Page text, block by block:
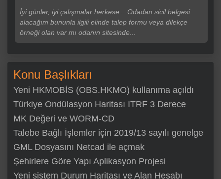
İyi günler, iyi çalışmalar herkese... Odadan sicil belgesi
alacağım bununla ilgili elinde talep formu veya dilekçe
örneği olan var mı odanın sitesinde
Konu Başlıkları
Yeni HKMOBİS (OBS.HKMO) kullanıma açıldı
Türkiye Ondülasyon Haritası ITRF 3 Derece
MK Değeri ve WORM-CD
Talebe Bağlı İşlemler için 2019/13 sayılı genelge
GML Dosyasını Netcad ile açmak
Şehirlere Göre Yapı Aplikasyon Projesi
Yeni sistem Durum Haritası ve Alan Hesabı